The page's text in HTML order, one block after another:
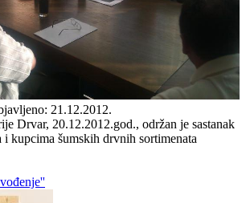
21.12.2012.
Drvar, 20.12.2012.god., održan je sastanak
i kupcima šumskih drvnih sortimenata